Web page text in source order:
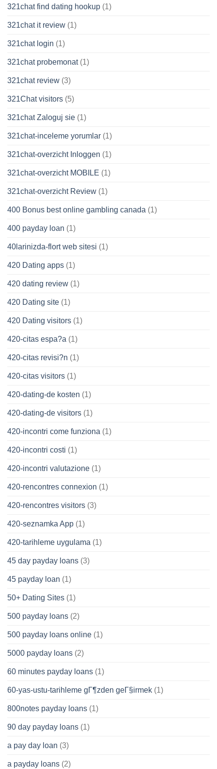
321chat find dating hookup (1)
321chat it review (1)
321chat login (1)
321chat probemonat(1)
321chat review (3)
321Chat visitors (5)
321chat Zaloguj sie (1)
321chat-inceleme yorumlar (1)
321chat-overzicht Inloggen (1)
321chat-overzicht MOBILE (1)
321chat-overzicht Review (1)
400 Bonus best online gambling canada (1)
400 payday loan (1)
40larinizda-flort web sitesi (1)
420 Dating apps (1)
420 dating review (1)
420 Dating site (1)
420 Dating visitors (1)
420-citas espa?a (1)
420-citas revisi?n (1)
420-citas visitors (1)
420-dating-de kosten (1)
420-dating-de visitors (1)
420-incontri come funziona (1)
420-incontri costi (1)
420-incontri valutazione (1)
420-rencontres connexion (1)
420-rencontres visitors (3)
420-seznamka App (1)
420-tarihleme uygulama (1)
45 day payday loans (3)
45 payday loan (1)
50+ Dating Sites (1)
500 payday loans (2)
500 payday loans online (1)
5000 payday loans (2)
60 minutes payday loans (1)
60-yas-ustu-tarihleme gГ¶zden geГ§irmek (1)
800notes payday loans (1)
90 day payday loans (1)
a pay day loan (3)
a payday loans (2)